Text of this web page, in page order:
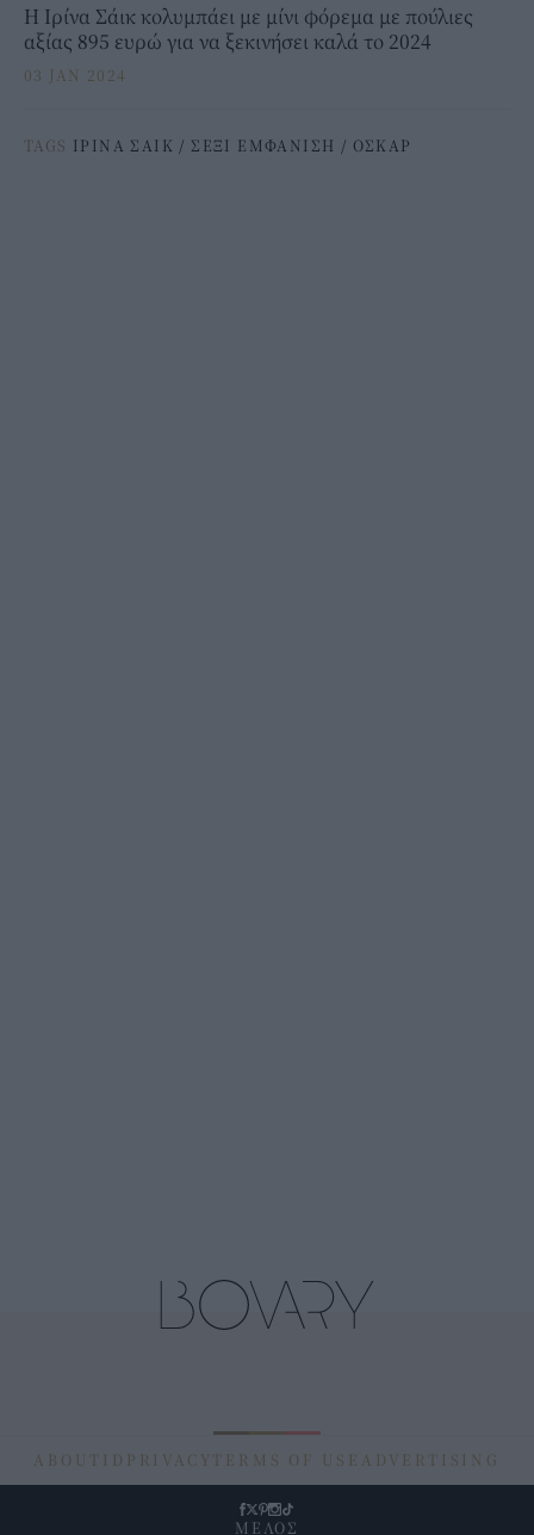
Η Ιρίνα Σάικ κολυμπάει με μίνι φόρεμα με πούλιες
αξίας 895 ευρώ για να ξεκινήσει καλά το 2024
03 JAN 2024
TAGS ΙΡΙΝΑ ΣΑΙΚ / ΣΕΞΙ ΕΜΦΑΝΙΣΗ / ΟΣΚΑΡ
ABOUT ID PRIVACY TERMS OF USE ADVERTISING
ΜΕΛΟΣ